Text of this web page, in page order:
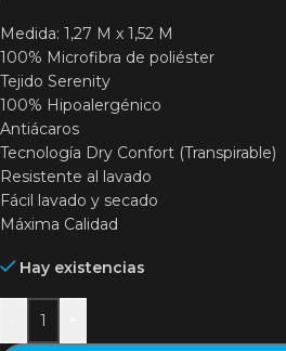
Medida: 1,27 M x 1,52 M
100% Microfibra de poliéster
Tejido Serenity
100% Hipoalergénico
Antiácaros
Tecnología Dry Confort (Transpirable)
Resistente al lavado
Fácil lavado y secado
Máxima Calidad
Hay existencias